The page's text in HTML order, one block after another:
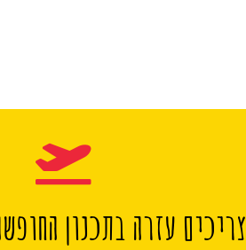
צריכים עזרה בתכנון